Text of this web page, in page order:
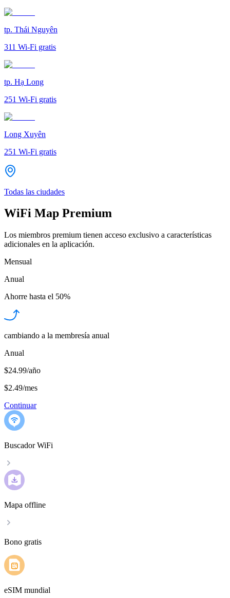
tp. Thái Nguyên
311 Wi-Fi gratis
tp. Hạ Long
251 Wi-Fi gratis
Long Xuyên
251 Wi-Fi gratis
Todas las ciudades
WiFi Map Premium
Los miembros premium tienen acceso exclusivo a características
adicionales en la aplicación.
Mensual
Anual
Ahorre hasta el 50%
cambiando a la membresía anual
Anual
$24.99/año
$2.49/mes
Continuar
Buscador WiFi
Mapa offline
Bono gratis
eSIM mundial